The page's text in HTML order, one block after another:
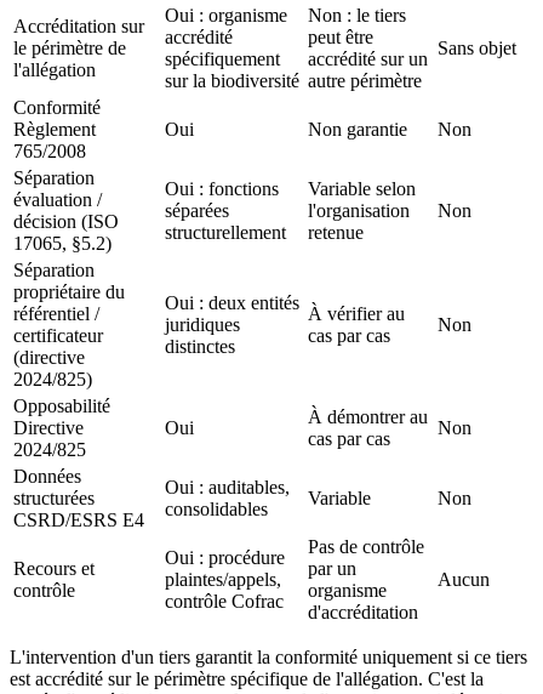
Accréditation sur
le périmètre de
l'allégation
Oui : organisme
accrédité
spécifiquement
sur la biodiversité
Non : le tiers
peut être
accrédité sur un
autre périmètre
Sans objet
Conformité
Règlement
765/2008
Oui Non garantie Non
Séparation
évaluation /
décision (ISO
17065, §5.2)
Oui : fonctions
séparées
structurellement
Variable selon
l'organisation
retenue
Non
Séparation
propriétaire du
référentiel /
certificateur
(directive
2024/825)
Oui : deux entités
juridiques
distinctes
À vérifier au
cas par cas
Non
Opposabilité
Directive
2024/825
Oui
À démontrer au
cas par cas
Non
Données
structurées
CSRD/ESRS E4
Oui : auditables,
consolidables
Variable Non
Recours et
contrôle
Oui : procédure
plaintes/appels,
contrôle Cofrac
Pas de contrôle
par un
organisme
d'accréditation
Aucun
L'intervention d'un tiers garantit la conformité uniquement si ce tiers
est accrédité sur le périmètre spécifique de l'allégation. C'est la